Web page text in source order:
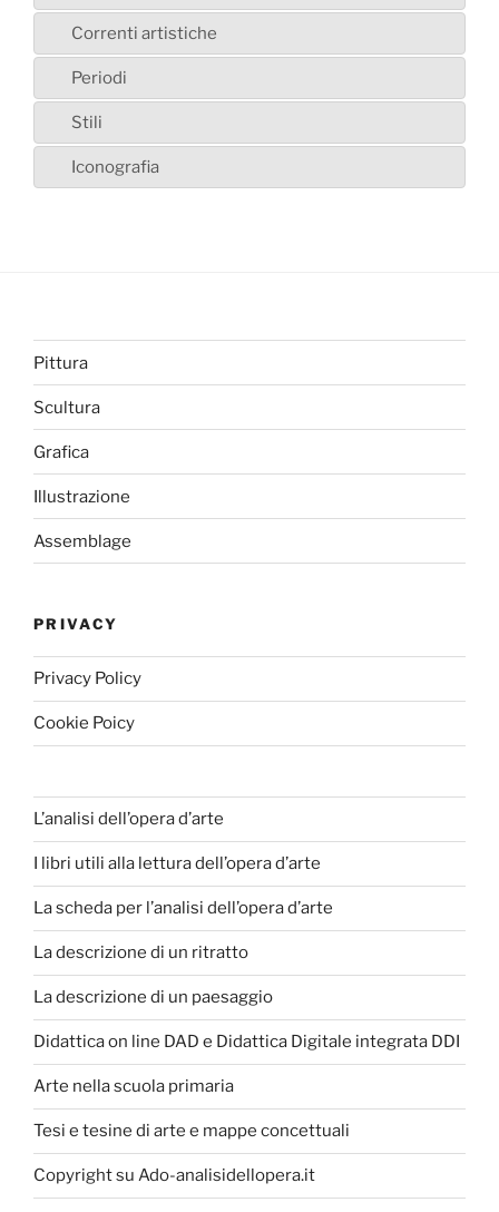
Correnti artistiche
Periodi
Stili
Iconografia
Pittura
Scultura
Grafica
Illustrazione
Assemblage
PRIVACY
Privacy Policy
Cookie Poicy
L’analisi dell’opera d’arte
I libri utili alla lettura dell’opera d’arte
La scheda per l’analisi dell’opera d’arte
La descrizione di un ritratto
La descrizione di un paesaggio
Didattica on line DAD e Didattica Digitale integrata DDI
Arte nella scuola primaria
Tesi e tesine di arte e mappe concettuali
Copyright su Ado-analisidellopera.it